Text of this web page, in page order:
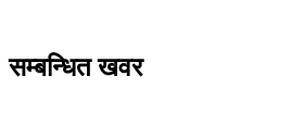
सम्बन्धित खवर